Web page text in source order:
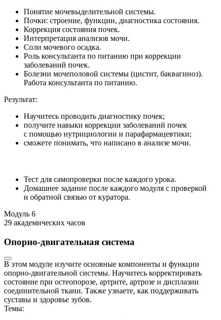
Понятие мочевыделительной системы.
Почки: строение, функции, диагностика состояния.
Коррекция состояния почек.
Интерпретация анализов мочи.
Соли мочевого осадка.
Роль консультанта по питанию при коррекции
заболеваний почек.
Болезни мочеполовой системы (цистит, баквагиноз).
Работа консультанта по питанию.
Результат:
Научитесь проводить диагностику почек;
получите навыки коррекции заболеваний почек
с помощью нутрициологии и парафармацевтики;
сможете понимать, что написано в анализе мочи.
Тест для самопроверки после каждого урока.
Домашнее задание после каждого модуля с проверкой
и обратной связью от куратора.
Модуль 6
29 академических часов
Опорно-двигательная система
В этом модуле изучите основные компоненты и функции
опорно-двигательной системы. Научитесь корректировать
состояние при остеопорозе, артрите, артрозе и дисплазии
соединительной ткани. Также узнаете, как поддерживать
суставы и здоровье зубов.
Темы: